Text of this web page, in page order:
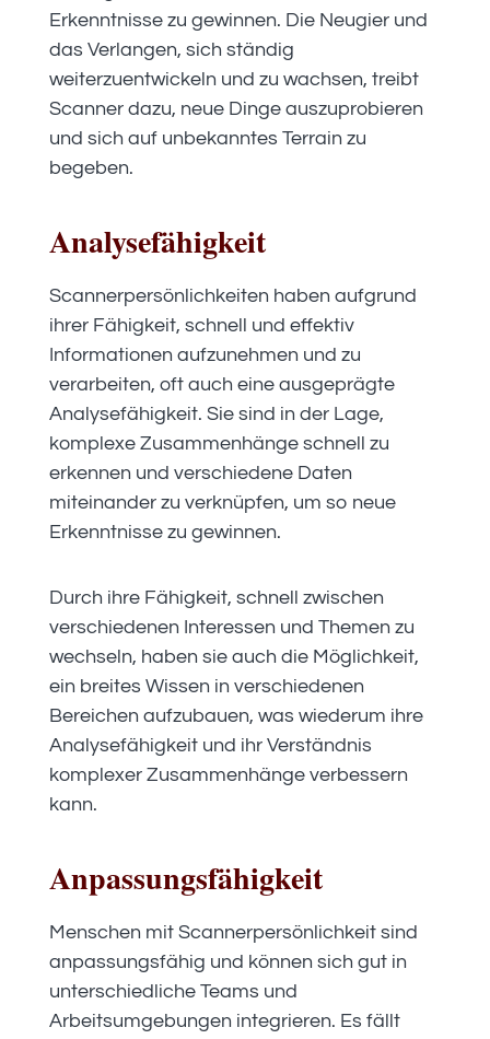
Erkenntnisse zu gewinnen. Die Neugier und
das Verlangen, sich ständig
weiterzuentwickeln und zu wachsen, treibt
Scanner dazu, neue Dinge auszuprobieren
und sich auf unbekanntes Terrain zu
begeben.
Analysefähigkeit
Scannerpersönlichkeiten haben aufgrund
ihrer Fähigkeit, schnell und effektiv
Informationen aufzunehmen und zu
verarbeiten, oft auch eine ausgeprägte
Analysefähigkeit. Sie sind in der Lage,
komplexe Zusammenhänge schnell zu
erkennen und verschiedene Daten
miteinander zu verknüpfen, um so neue
Erkenntnisse zu gewinnen.
Durch ihre Fähigkeit, schnell zwischen
verschiedenen Interessen und Themen zu
wechseln, haben sie auch die Möglichkeit,
ein breites Wissen in verschiedenen
Bereichen aufzubauen, was wiederum ihre
Analysefähigkeit und ihr Verständnis
komplexer Zusammenhänge verbessern
kann.
Anpassungsfähigkeit
Menschen mit Scannerpersönlichkeit sind
anpassungsfähig und können sich gut in
unterschiedliche Teams und
Arbeitsumgebungen integrieren. Es fällt